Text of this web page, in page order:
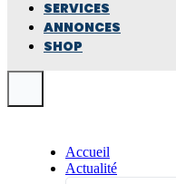
SERVICES
ANNONCES
SHOP
Accueil
Actualité